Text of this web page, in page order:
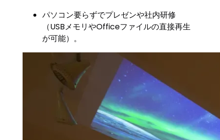
パソコン要らずでプレゼンや社内研修
（USBメモリやOfficeファイルの直接再生
が可能）。